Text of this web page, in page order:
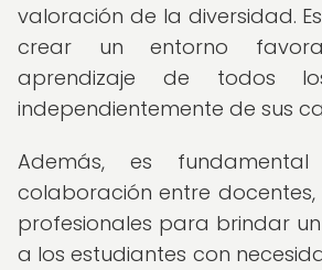
valoración de la diversidad.
crear un entorno
aprendizaje de todos
independientemente de sus
Además, es
colaboración entre
profesionales para brindar
a los estudiantes con